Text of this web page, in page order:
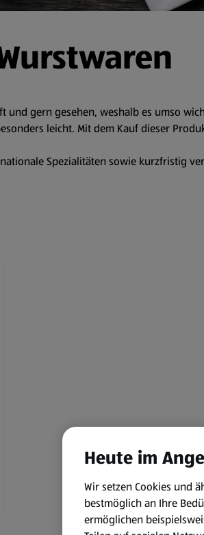
gern gesehen, weshalb es umso
leicht. Mit dem Kauf dieser
Spezialitäten sowie kurzfristig
Heute im
Wir setzen Cookies und
bestmöglich an Ihre
ermöglichen